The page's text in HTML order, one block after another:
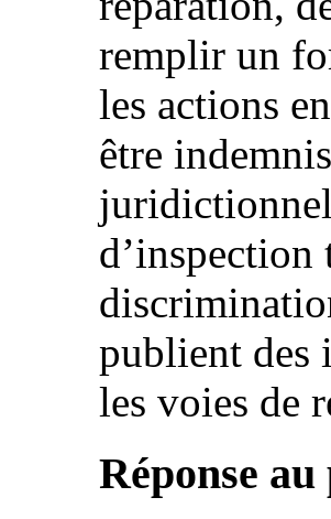
remplir un
les actions
être
d’inspection
publient des
les voies de
Réponse